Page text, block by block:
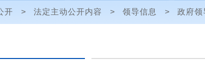
开 > 法定主动公开内容 > 领导信息 > 政府领